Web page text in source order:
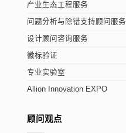
产业生态工程服务
问题分析与除错支持顾问服务
设计顾问咨询服务
徽标验证
专业实验室
Allion Innovation EXPO
顾问观点